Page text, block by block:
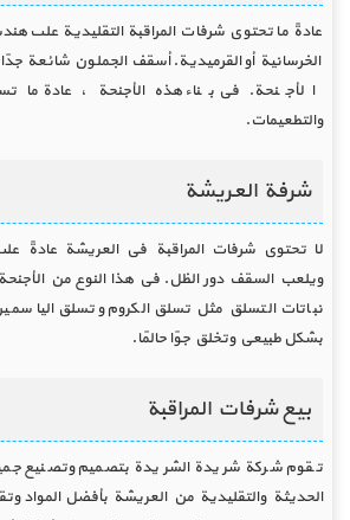
عادةً ما تحتوي شرفات المراقبة التقليدية على
الخرسانية أو القرميدية. أسقف الجملون شائعة
الأجنحة. في بناء هذه الأجنحة ، عادة ما
والتطعيمات.
شرفة العريشة
لا تحتوي شرفات المراقبة في العريشة عادةً
ويلعب السقف دور الظل. في هذا النوع من
نباتات التسلق مثل تسلق الكروم وتسلق
بشكل طبيعي وتخلق جوًا حالمًا.
بيع شرفات المراقبة
تقوم شركة شريدة الشريدة بتصميم وتصنيع
الحديثة والتقليدية من العريشة بأفضل المواد